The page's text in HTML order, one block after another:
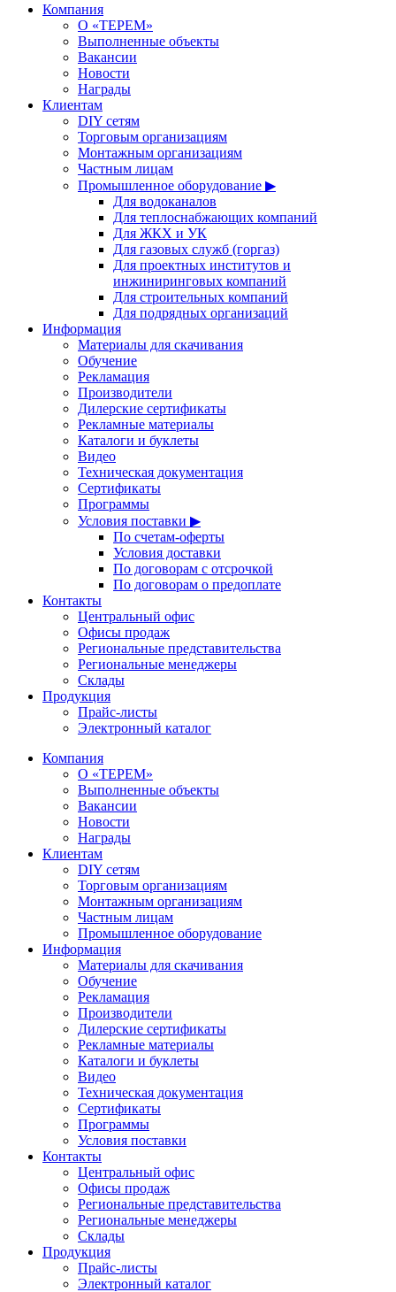
Компания
О «ТЕРЕМ»
Выполненные объекты
Вакансии
Новости
Награды
Клиентам
DIY сетям
Торговым организациям
Монтажным организациям
Частным лицам
Промышленное оборудование ▶
Для водоканалов
Для теплоснабжающих компаний
Для ЖКХ и УК
Для газовых служб (горгаз)
Для проектных институтов и
инжиниринговых компаний
Для строительных компаний
Для подрядных организаций
Информация
Материалы для скачивания
Обучение
Рекламация
Производители
Дилерские сертификаты
Рекламные материалы
Каталоги и буклеты
Видео
Техническая документация
Сертификаты
Программы
Условия поставки ▶
По счетам-оферты
Условия доставки
По договорам с отсрочкой
По договорам о предоплате
Контакты
Центральный офис
Офисы продаж
Региональные представительства
Региональные менеджеры
Склады
Продукция
Прайс-листы
Электронный каталог
Компания
О «ТЕРЕМ»
Выполненные объекты
Вакансии
Новости
Награды
Клиентам
DIY сетям
Торговым организациям
Монтажным организациям
Частным лицам
Промышленное оборудование
Информация
Материалы для скачивания
Обучение
Рекламация
Производители
Дилерские сертификаты
Рекламные материалы
Каталоги и буклеты
Видео
Техническая документация
Сертификаты
Программы
Условия поставки
Контакты
Центральный офис
Офисы продаж
Региональные представительства
Региональные менеджеры
Склады
Продукция
Прайс-листы
Электронный каталог